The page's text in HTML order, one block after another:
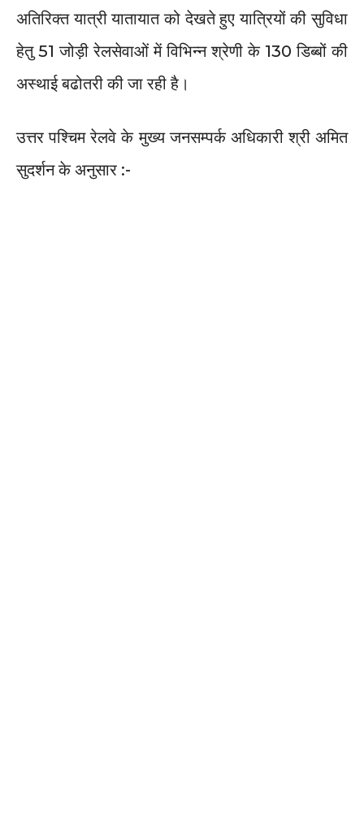
अतिरिक्त यात्री यातायात को देखते हुए यात्रियों की सुविधा
हेतु 51 जोड़ी रेलसेवाओं में विभिन्न श्रेणी के 130 डिब्बों की
अस्थाई बढोतरी की जा रही है।
उत्तर पश्चिम रेलवे के मुख्य जनसम्पर्क अधिकारी श्री अमित
सुदर्शन के अनुसार :-